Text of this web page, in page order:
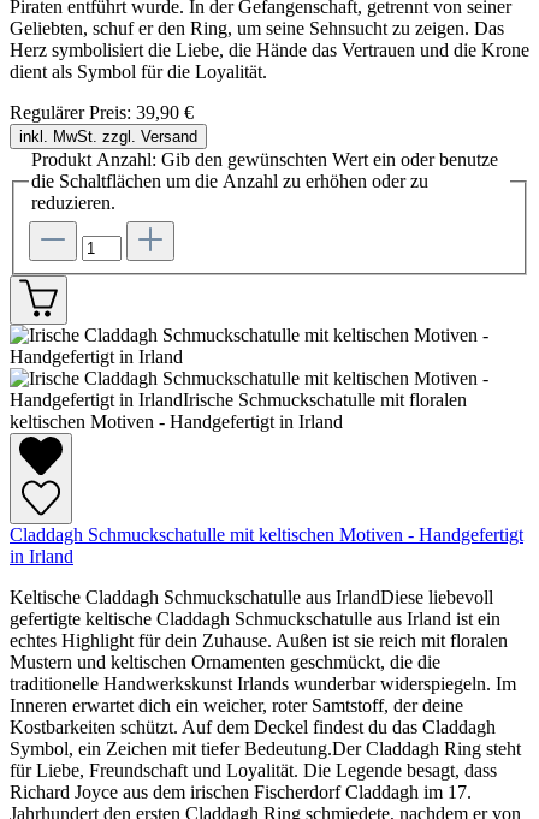
Piraten entführt wurde. In der Gefangenschaft, getrennt von seiner
Geliebten, schuf er den Ring, um seine Sehnsucht zu zeigen. Das
Herz symbolisiert die Liebe, die Hände das Vertrauen und die Krone
dient als Symbol für die Loyalität.
Regulärer Preis: 39,90 €
inkl. MwSt. zzgl. Versand
Produkt Anzahl: Gib den gewünschten Wert ein oder benutze
die Schaltflächen um die Anzahl zu erhöhen oder zu
reduzieren.
Claddagh Schmuckschatulle mit keltischen Motiven - Handgefertigt
in Irland
Keltische Claddagh Schmuckschatulle aus IrlandDiese liebevoll
gefertigte keltische Claddagh Schmuckschatulle aus Irland ist ein
echtes Highlight für dein Zuhause. Außen ist sie reich mit floralen
Mustern und keltischen Ornamenten geschmückt, die die
traditionelle Handwerkskunst Irlands wunderbar widerspiegeln. Im
Inneren erwartet dich ein weicher, roter Samtstoff, der deine
Kostbarkeiten schützt. Auf dem Deckel findest du das Claddagh
Symbol, ein Zeichen mit tiefer Bedeutung.Der Claddagh Ring steht
für Liebe, Freundschaft und Loyalität. Die Legende besagt, dass
Richard Joyce aus dem irischen Fischerdorf Claddagh im 17.
Jahrhundert den ersten Claddagh Ring schmiedete, nachdem er von